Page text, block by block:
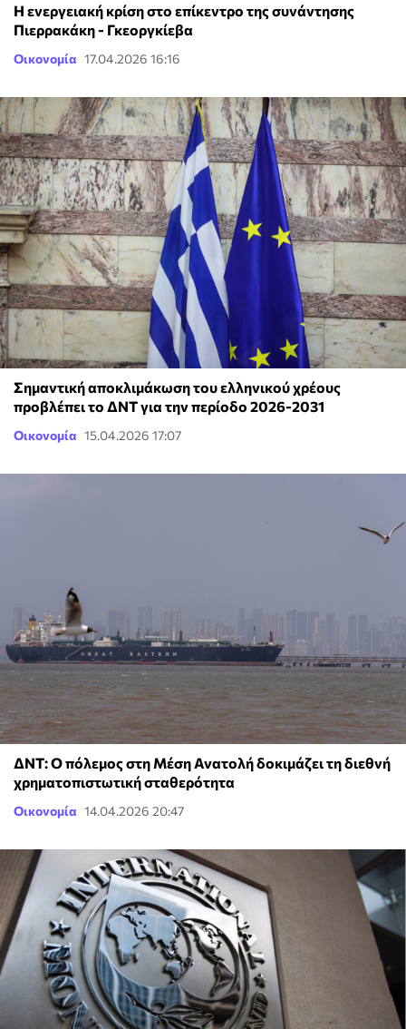
Η ενεργειακή κρίση στο επίκεντρο της συνάντησης
Πιερρακάκη - Γκεοργκίεβα
Οικονομία 17.04.2026 16:16
Σημαντική αποκλιμάκωση του ελληνικού χρέους
προβλέπει το ΔΝΤ για την περίοδο 2026-2031
Οικονομία 15.04.2026 17:07
ΔΝΤ: Ο πόλεμος στη Μέση Ανατολή δοκιμάζει τη διεθνή
χρηματοπιστωτική σταθερότητα
Οικονομία 14.04.2026 20:47